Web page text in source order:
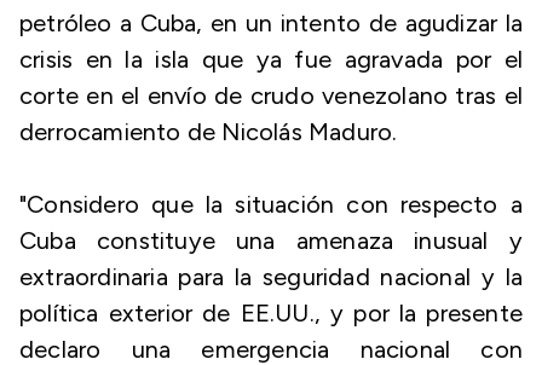
petróleo a Cuba, en un intento de agudizar la
crisis en la isla que ya fue agravada por el
corte en el envío de crudo venezolano tras el
derrocamiento de Nicolás Maduro.
"Considero que la situación con respecto a
Cuba constituye una amenaza inusual y
extraordinaria para la seguridad nacional y la
política exterior de EE.UU., y por la presente
declaro una emergencia nacional con